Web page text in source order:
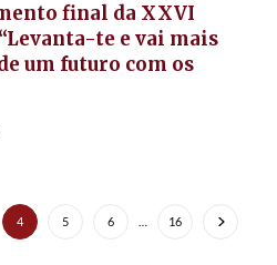
final da XXVI
te e vai mais
um futuro com os
4 5 6 16